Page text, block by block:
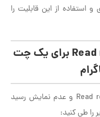
و استفاده از این قابلیت را
برای یک چت
برای غیرفعال کردن قابلیت Read receipts و عدم نمایش رسید
را طی کنید: